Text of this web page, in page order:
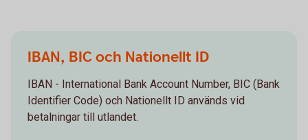
IBAN, BIC och Nationellt ID
IBAN - International Bank Account Number, BIC (Bank
Identifier Code) och Nationellt ID används vid
betalningar till utlandet.